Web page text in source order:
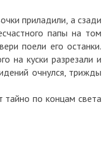
приладили, а сзади
папы на том
поели его останки.
на куски разрезали и
очнулся, трижды
тайно по концам света